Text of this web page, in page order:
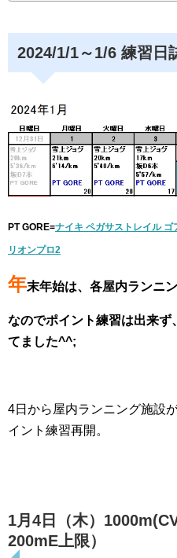
2024/1/1～1/6 練習日
PT GORE=ナイキ ペガサストレイル ゴ
リオンプロ2
年末年始は、各屋内ランニ
なのでポイント練習は出来
てました^^;
4日から屋内ランニング施設
イント練習再開。
1月4日（木）
200mE上限）